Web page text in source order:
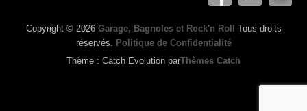
Copyright © 2026 Garage, Bagnoles et Rock'n Roll
Tous droits
réservés.
Politique de Confidentialité
Thème : Catch Evolution parThèmes Catch